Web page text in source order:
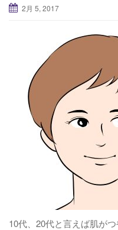
2月 5, 2017
10代、20代と言えば肌が